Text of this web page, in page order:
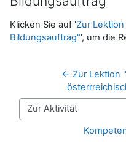
Abschlussbedingungen
Klicken Sie auf 'Zur
Bildungsauftrag"', um die
← Zur Lektion
Zur Aktivität